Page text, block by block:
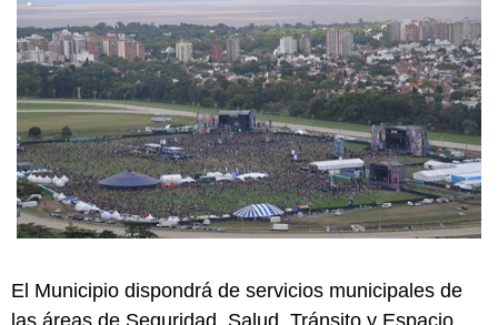
El Municipio dispondrá de servicios municipales de
las áreas de Seguridad, Salud, Tránsito y Espacio